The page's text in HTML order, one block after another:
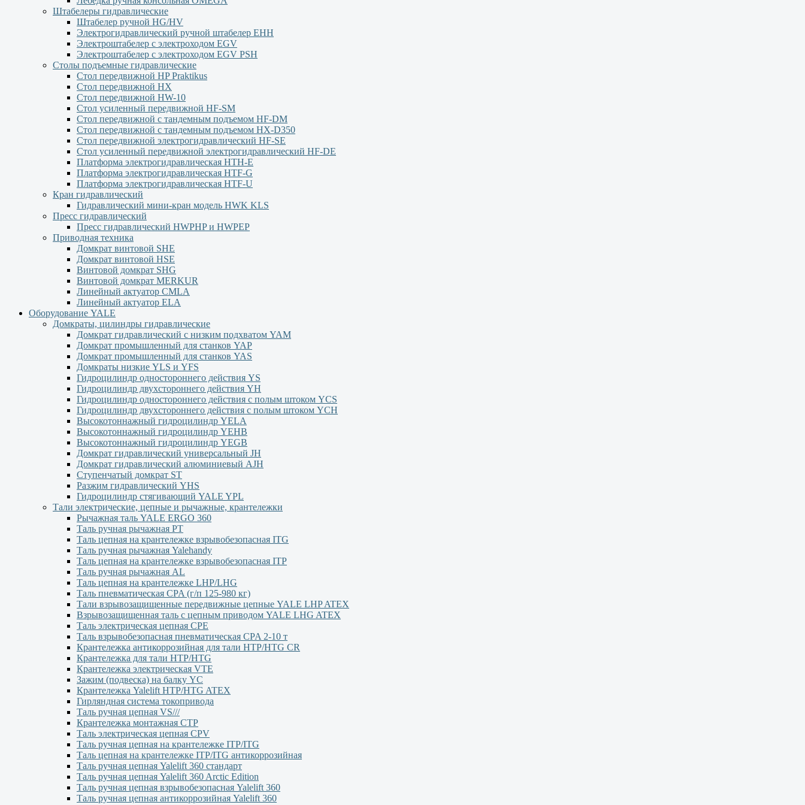
Штабелеры гидравлические
Штабелер ручной HG/HV
Электрогидравлический ручной штабелер ЕНН
Электроштабелер с электроходом EGV
Электроштабелер с электроходом EGV PSH
Столы подъемные гидравлические
Стол передвижной HP Praktikus
Стол передвижной HX
Стол передвижной HW-10
Стол усиленный передвижной HF-SM
Стол передвижной с тандемным подъемом HF-DM
Стол передвижной с тандемным подъемом HX-D350
Стол передвижной электрогидравлический HF-SE
Стол усиленный передвижной электрогидравлический HF-DE
Платформа электрогидравлическая HTH-E
Платформа электрогидравлическая HTF-G
Платформа электрогидравлическая HTF-U
Кран гидравлический
Гидравлический мини-кран модель HWK KLS
Пресс гидравлический
Пресс гидравлический HWPHP и HWPEP
Приводная техника
Домкрат винтовой SHE
Домкрат винтовой HSE
Винтовой домкрат SHG
Винтовой домкрат MERKUR
Линейный актуатор CMLA
Линейный актуатор ЕLA
Оборудование YALE
Домкраты, цилиндры гидравлические
Домкрат гидравлический с низким подхватом YAM
Домкрат промышленный для станков YAP
Домкрат промышленный для станков YAS
Домкраты низкие YLS и YFS
Гидроцилиндр одностороннего действия YS
Гидроцилиндр двухстороннего действия YН
Гидроцилиндр одностороннего действия с полым штоком YСS
Гидроцилиндр двухстороннего действия с полым штоком YСН
Высокотоннажный гидроцилиндр YELA
Высокотоннажный гидроцилиндр YEHВ
Высокотоннажный гидроцилиндр YEGВ
Домкрат гидравлический универсальный JH
Домкрат гидравлический алюминиевый АJH
Ступенчатый домкрат ST
Разжим гидравлический YHS
Гидроцилиндр стягивающий YALE YPL
Тали электрические, цепные и рычажные, крантележки
Рычажная таль YALE ERGO 360
Таль ручная рычажная PT
Таль цепная на крантележке взрывобезопасная ITG
Таль ручная рычажная Yalehandy
Таль цепная на крантележке взрывобезопасная ITP
Таль ручная рычажная AL
Таль цепная на крантележке LHP/LHG
Таль пневматическая CPA (г/п 125-980 кг)
Тали взрывозащищенные передвижные цепные YALE LHP ATEX
Взрывозащищенная таль с цепным приводом YALE LHG ATEX
Таль электрическая цепная CPE
Таль взрывобезопасная пневматическая CPA 2-10 т
Крантележка антикоррозийная для тали HTP/HTG CR
Крантележка для тали HTP/HTG
Крантележка электрическая VTE
Зажим (подвеска) на балку YC
Крантележка Yalelift НТР/НТG ATEX
Гирляндная система токопривода
Таль ручная цепная VS///
Крантележка монтажная СТР
Таль электрическая цепная CPV
Таль ручная цепная на крантележке ITP/ITG
Таль цепная на крантележке ITP/ITG антикоррозийная
Таль ручная цепная Yalelift 360 стандарт
Таль ручная цепная Yalelift 360 Arctic Edition
Таль ручная цепная взрывобезопасная Yalelift 360
Таль ручная цепная антикоррозийная Yalelift 360